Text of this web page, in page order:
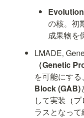
の核。初
成果物を
LMADE,
（Genetic
を可能にする
Block (GAB)
して実装（
ラスとなって